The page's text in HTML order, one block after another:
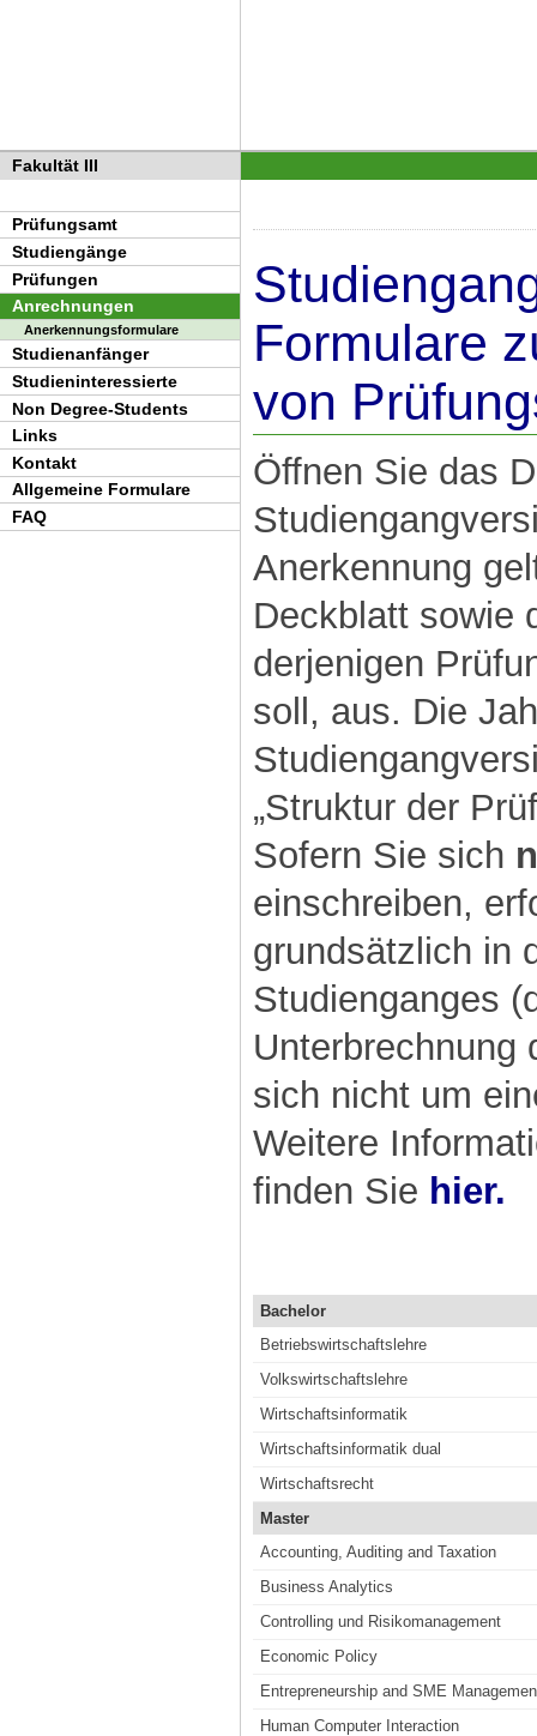
Fakultät III
Prüfungsamt
Studiengänge
Prüfungen
Anrechnungen
Anerkennungsformulare
Studienanfänger
Studieninteressierte
Non Degree-Students
Links
Kontakt
Allgemeine Formulare
FAQ
Formulare
von
Öffnen Sie das
Anerkennung
Deckblatt sowie
derjenigen
soll, aus. Die
„Struktur der
Sofern Sie sich
einschreiben,
grundsätzlich in
Studienganges
Unterbrechnung
sich nicht um
Weitere
finden Sie hier.
Bachelor
Betriebswirtschaftslehre
Volkswirtschaftslehre
Wirtschaftsinformatik
Wirtschaftsinformatik dual
Wirtschaftsrecht
Master
Accounting, Auditing and Taxation
Business Analytics
Controlling und Risikomanagement
Economic Policy
Entrepreneurship and SME
Human Computer Interaction